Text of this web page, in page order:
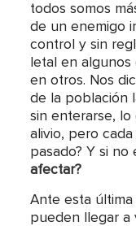
todos somos
de un enemigo
control y sin
letal en
en otros. Nos
de la población
sin enterarse,
alivio, pero
pasado? Y si no
afectar?
Ante esta
pueden llegar a